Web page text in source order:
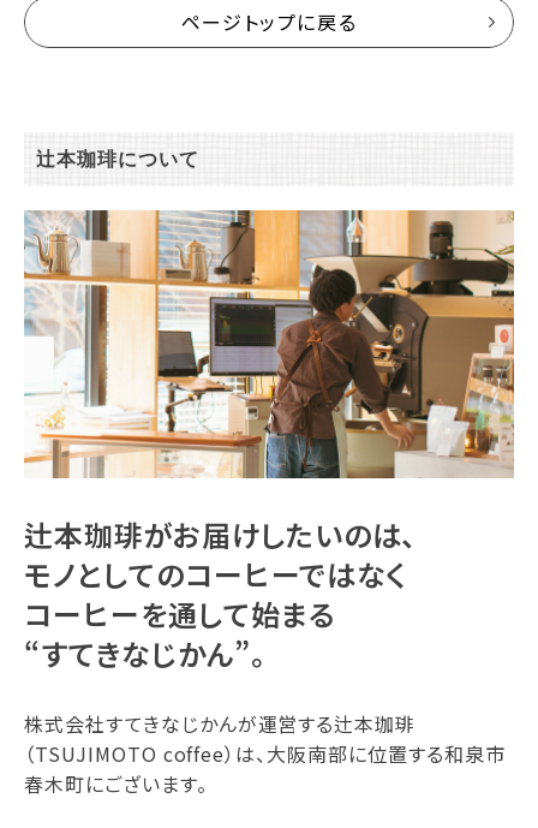
ページトップに戻る
辻本珈琲について
辻本珈琲がお届けしたいのは、
モノとしてのコーヒーではなく
コーヒーを通して始まる
“すてきなじかん”。
株式会社すてきなじかんが運営する辻本珈琲
（TSUJIMOTO coffee）は、大阪南部に位置する和泉市
春木町にございます。